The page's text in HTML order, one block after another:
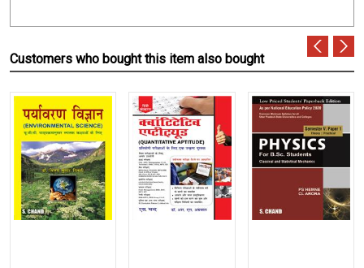
Customers who bought this item also bought